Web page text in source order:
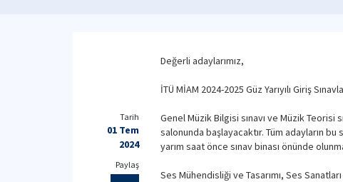
Değerli adaylarımız,
İTÜ MİAM 2024-2025 Güz Yarıyılı Giriş
Genel Müzik Bilgisi sınavı ve Müzik Teorisi
salonunda başlayacaktır. Tüm adayların
yarım saat önce sınav binası önünde
Ses Mühendisliği ve Tasarımı, Ses
Tarih
01 Tem
2024
Paylaş